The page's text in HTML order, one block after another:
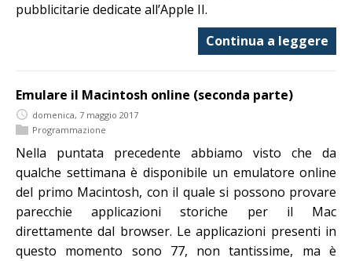
pubblicitarie dedicate all’Apple II.
Continua a leggere
Emulare il Macintosh online (seconda parte)
domenica, 7 maggio 2017
Programmazione
Nella puntata precedente abbiamo visto che da
qualche settimana è disponibile un emulatore online
del primo Macintosh, con il quale si possono provare
parecchie applicazioni storiche per il Mac
direttamente dal browser. Le applicazioni presenti in
questo momento sono 77, non tantissime, ma è